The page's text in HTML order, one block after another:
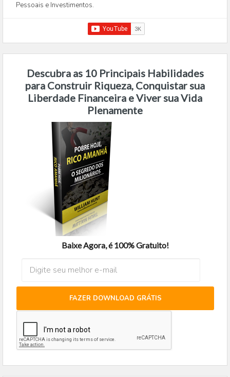
Pessoais e Investimentos.
Descubra as 10 Principais Habilidades
para Construir Riqueza, Conquistar sua
Liberdade Financeira e Viver sua Vida
Plenamente
Baixe Agora, é 100% Gratuito!
FAZER DOWNLOAD GRÁTIS